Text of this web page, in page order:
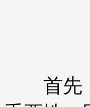
首先，